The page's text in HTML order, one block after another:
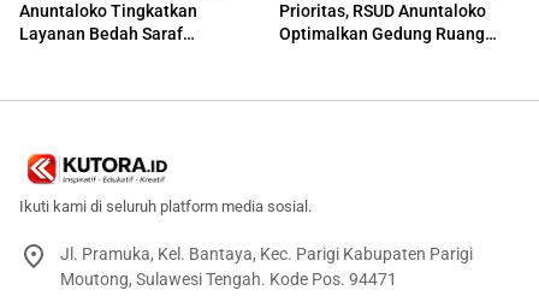
Anuntaloko Tingkatkan
Layanan Bedah Saraf
Prioritas, RSUD Anuntaloko
Optimalkan Gedung Ruang
Ikuti kami di seluruh platform media sosial.
Jl. Pramuka, Kel. Bantaya, Kec. Parigi Kabupaten Parigi
Moutong, Sulawesi Tengah. Kode Pos. 94471